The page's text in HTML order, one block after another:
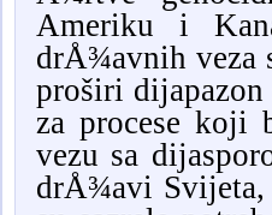
Ameriku i
drÅ¾avnih veza
proširi dijapazon
za procese koji
vezu sa
drÅ¾avi Svijeta,